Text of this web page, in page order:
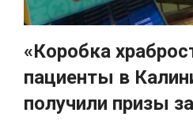
«Коробка
пациенты в
получили призы